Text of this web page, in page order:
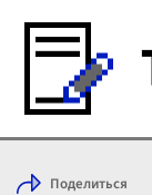
Войти с
Поделиться